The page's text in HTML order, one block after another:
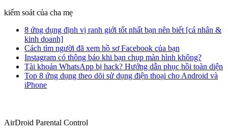
kiểm soát của cha mẹ
8 ứng dụng định vị ranh giới tốt nhất bạn nên biết [cá nhân &
kinh doanh]
Cách tìm người đã xem hồ sơ Facebook của bạn
Instagram có thông báo khi bạn chụp màn hình không?
Tài khoản WhatsApp bị hack? Hướng dẫn phục hồi toàn diện
Top 8 ứng dụng theo dõi sử dụng điện thoại cho Android và
iPhone
AirDroid Parental Control